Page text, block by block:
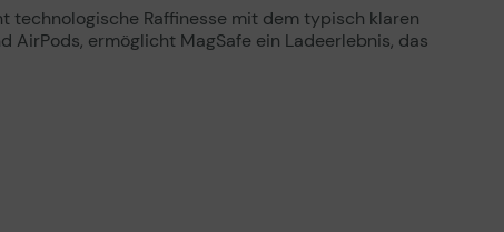
technologische Raffinesse mit dem typisch klaren
AirPods, ermöglicht MagSafe ein Ladeerlebnis, das